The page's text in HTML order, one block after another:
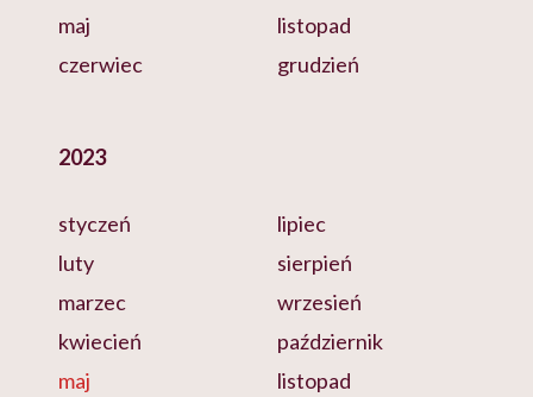
maj
czerwiec
listopad
grudzień
2023
styczeń
luty
marzec
kwiecień
maj
lipiec
sierpień
wrzesień
październik
listopad